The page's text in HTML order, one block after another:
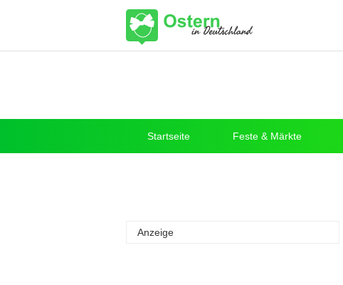
Startseite Feste & Märkte
Anzeige